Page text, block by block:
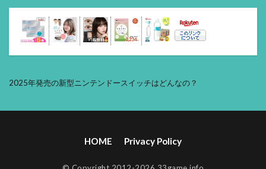
2025年発売の新型ニンテンドースイッチはどんなの？
HOME Privacy Policy